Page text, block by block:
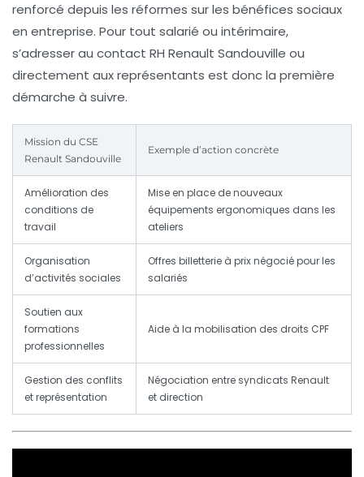
renforcé depuis les réformes sur les bénéfices sociaux
en entreprise. Pour tout salarié ou intérimaire,
s’adresser au contact RH Renault Sandouville ou
directement aux représentants est donc la première
démarche à suivre.
Mission du CSE
Renault Sandouville
Exemple d’action concrète
Amélioration des
conditions de
travail
Mise en place de nouveaux
équipements ergonomiques dans les
ateliers
Organisation
d’activités sociales
Offres billetterie à prix négocié pour les
salariés
Soutien aux
formations
professionnelles
Aide à la mobilisation des droits CPF
Gestion des conflits
et représentation
Négociation entre syndicats Renault
et direction